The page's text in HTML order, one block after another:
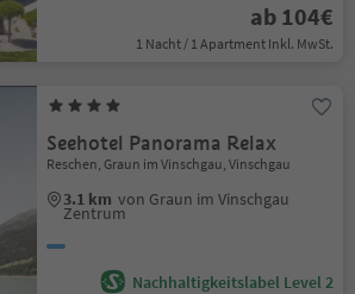
ab 104€
1 Nacht / 1 Apartment Inkl. MwSt.
Seehotel Panorama Relax
Reschen, Graun im Vinschgau, Vinschgau
3.1 km von Graun im Vinschgau
Zentrum
Nachhaltigkeitslabel Level 2